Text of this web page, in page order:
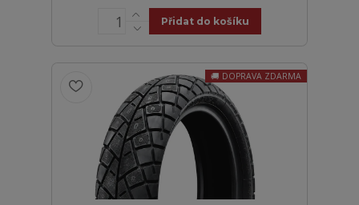
Přidat do košíku
DOPRAVA ZDARMA